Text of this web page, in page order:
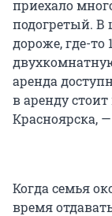
приехало
подогретый. В
дороже, где-то
аренда
в аренду
Красноярска,
Когда семья
время